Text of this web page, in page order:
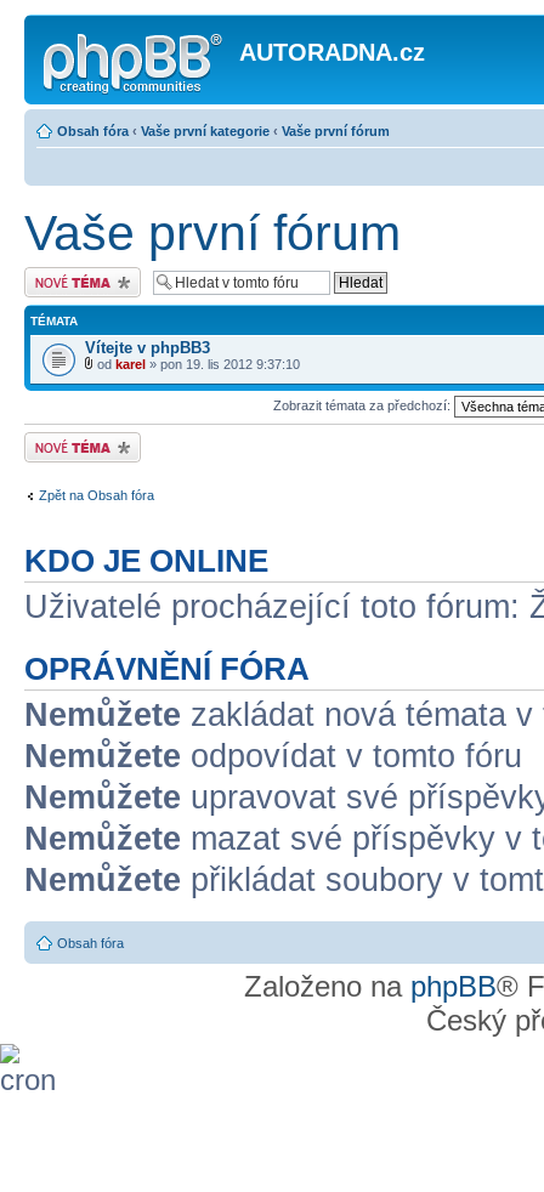
AUTORADNA.cz
Obsah fóra ‹ Vaše první kategorie ‹ Vaše první fórum
Vaše první fórum
Odeslat nové téma
TÉMATA
Vítejte v phpBB3
od karel » pon 19. lis 2012 9:37:10
Zobrazit témata za předchozí:
Odeslat nové téma
Zpět na Obsah fóra
KDO JE ONLINE
Uživatelé procházející toto fórum:
OPRÁVNĚNÍ FÓRA
Nemůžete zakládat nová témata v
Nemůžete odpovídat v tomto fóru
Nemůžete upravovat své
Nemůžete mazat své příspěvky v
Nemůžete přikládat soubory v
Obsah fóra
Založeno na phpBB®
Český